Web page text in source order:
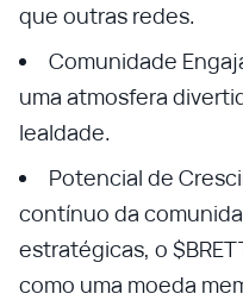
que outras redes.
Comunidade
uma atmosfera
lealdade.
Potencial de
contínuo da
estratégicas, o
como uma moeda